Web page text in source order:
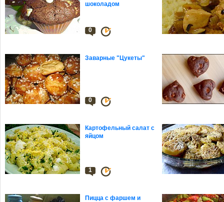
шоколадом
0
Заварные "Цукеты"
0
Картофельный салат с
яйцом
1
Пицца с фаршем и